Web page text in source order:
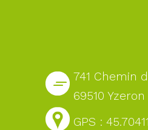
741 Chemin
69510 Yzeron
GPS :